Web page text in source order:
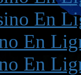
En
En
En